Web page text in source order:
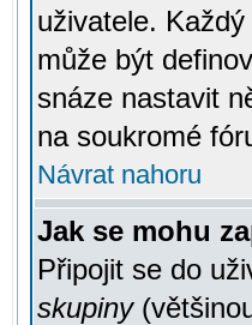
uživatele.
může být
snáze nastavit
na soukromé
Návrat nahoru
Jak se mohu
Připojit se do
skupiny